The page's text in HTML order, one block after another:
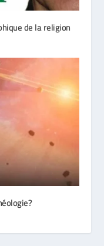
de la religion